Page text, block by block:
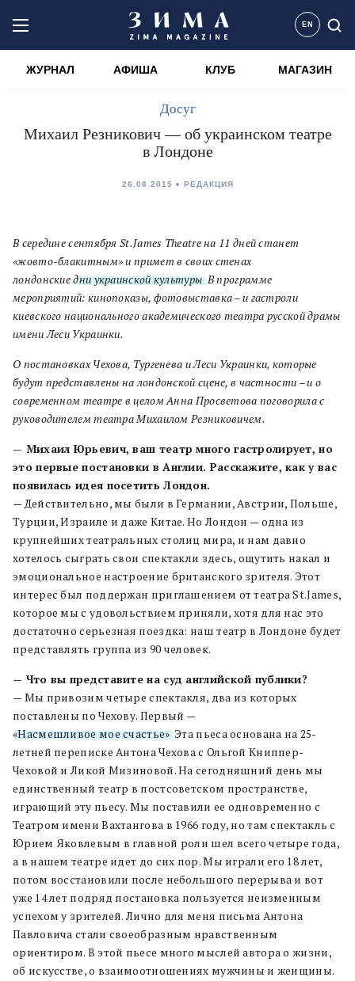
EN
ЖУРНАЛ АФИША КЛУБ МАГАЗИН
Досуг
Михаил Резникович — об украинском театре
в Лондоне
26.08.2015 РЕДАКЦИЯ
В середине сентября St.James Theatre на 11 дней станет
«жовто-блакитным» и примет в своих стенах
лондонскиедни украинской культуры. В программе
мероприятий: кинопоказы, фотовыставка – и гастроли
киевского национального академического театра русской драмы
имени Леси Украинки.
О постановках Чехова, Тургенева и Леси Украинки, которые
будут представлены на лондонской сцене, в частности – и о
современном театре в целом Анна Просветова поговорила с
руководителем театра Михаилом Резниковичем.
— Михаил Юрьевич, ваш театр много гастролирует, но
это первые постановки в Англии. Расскажите, как у вас
появилась идея посетить Лондон.
— Действительно, мы были в Германии, Австрии, Польше,
Турции, Израиле и даже Китае. Но Лондон — одна из
крупнейших театральных столиц мира, и нам давно
хотелось сыграть свои спектакли здесь, ощутить накал и
эмоциональное настроение британского зрителя. Этот
интерес был поддержан приглашением от театра St.James,
которое мы с удовольствием приняли, хотя для нас это
достаточно серьезная поездка: наш театр в Лондоне будет
представлять группа из 90 человек.
— Что вы представите на суд английской публики?
— Мы привозим четыре спектакля, два из которых
поставлены по Чехову. Первый —
«Насмешливое мое счастье». Эта пьеса основана на 25-
летней переписке Антона Чехова с Ольгой Книппер-
Чеховой и Ликой Мизиновой. На сегодняшний день мы
единственный театр в постсоветском пространстве,
играющий эту пьесу. Мы поставили ее одновременно с
Театром имени Вахтангова в 1966 году, но там спектакль с
Юрием Яковлевым в главной роли шел всего четыре года,
а в нашем театре идет до сих пор. Мы играли его 18 лет,
потом восстановили после небольшого перерыва и вот
уже 14 лет подряд постановка пользуется неизменным
успехом у зрителей. Лично для меня письма Антона
Павловича стали своеобразным нравственным
ориентиром. В этой пьесе много мыслей автора о жизни,
об искусстве, о взаимоотношениях мужчины и женщины.